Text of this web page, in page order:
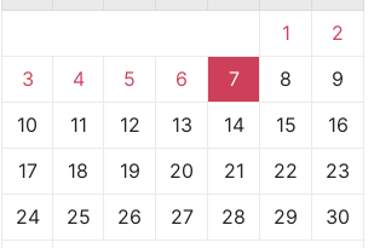
1
2
3
4 5 6 7 8
9
10
11 12 13 14 15
16
17
18 19 20 21 22
23
24
25 26 27 28 29
30